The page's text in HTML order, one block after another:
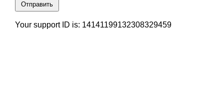
Отправить
Your support ID is: 14141199132308329459